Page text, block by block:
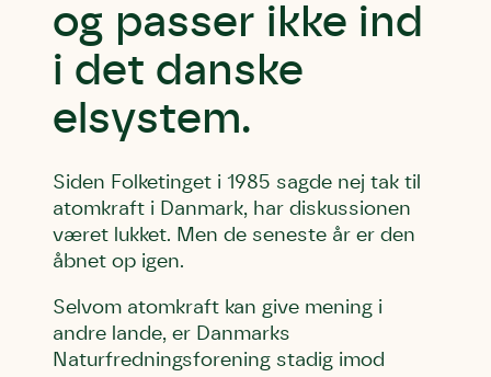
og passer ikke ind
i det danske
elsystem.
Siden Folketinget i 1985 sagde nej tak til
atomkraft i Danmark, har diskussionen
været lukket. Men de seneste år er den
åbnet op igen.
Selvom atomkraft kan give mening i
andre lande, er Danmarks
Naturfredningsforening stadig imod